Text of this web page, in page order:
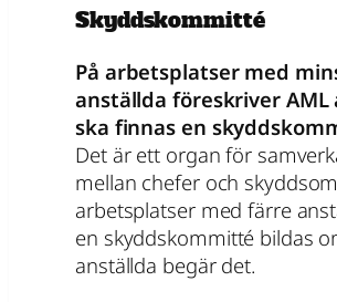
Skyddskommitté
På arbetsplatser med
anställda föreskriver
ska finnas en
Det är ett organ för
mellan chefer och
arbetsplatser med färre
en skyddskommitté bildas
anställda begär det.